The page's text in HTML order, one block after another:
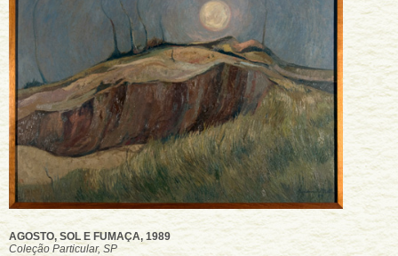
AGOSTO, SOL E FUMAÇA, 1989
Coleção Particular, SP